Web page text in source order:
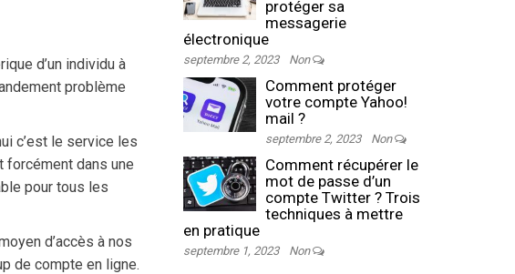
d’un individu à
problème
c’est le service les
forcément dans une
pour tous les
d’accès à nos
de compte en ligne.
protéger sa
messagerie
électronique
septembre 2, 2023 Non
Comment protéger
votre compte Yahoo!
mail ?
septembre 2, 2023 Non
Comment récupérer le
mot de passe d’un
compte Twitter ? Trois
techniques à mettre
en pratique
septembre 1, 2023 Non